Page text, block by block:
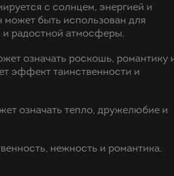
с солнцем, энергией и
быть использован для
и радостной атмосферы.
означать роскошь, романтику
эффект таинственности и
означать тепло, дружелюбие и
нежность и романтика.